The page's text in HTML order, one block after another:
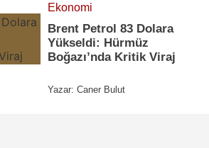
Ekonomi
Brent Petrol 83 Dolara
Yükseldi: Hürmüz
Boğazı’nda Kritik Viraj
Yazar: Caner Bulut